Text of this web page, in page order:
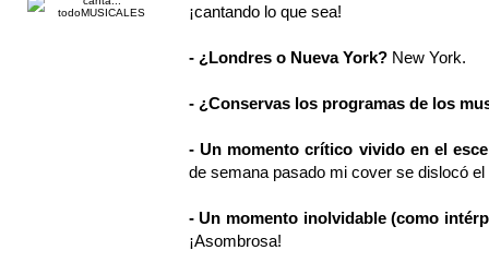
¡cantando lo que sea!
- ¿Londres o Nueva York?New York.
- ¿Conservas los programas de los
- Un momento crítico vivido en el
de semana pasado mi cover se dislocó
- Un momento inolvidable (como
¡Asombrosa!